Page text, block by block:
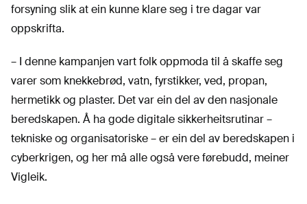
forsyning slik at ein kunne klare seg i tre dagar var
oppskrifta.
– I denne kampanjen vart folk oppmoda til å skaffe seg
varer som knekkebrød, vatn, fyrstikker, ved, propan,
hermetikk og plaster. Det var ein del av den nasjonale
beredskapen. Å ha gode digitale sikkerheitsrutinar –
tekniske og organisatoriske – er ein del av beredskapen i
cyberkrigen, og her må alle også vere førebudd, meiner
Vigleik.